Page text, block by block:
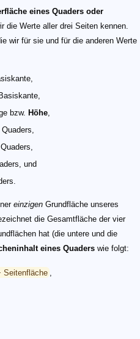
eines Quaders oder
die Werte aller drei Seiten kennen.
wir für sie und für die anderen Werte
bzw. Höhe
und
einzigen Grundfläche unseres
die Gesamtfläche der vier
hat (die untere und die
eines Quaders wie folgt:
Seitenfläche